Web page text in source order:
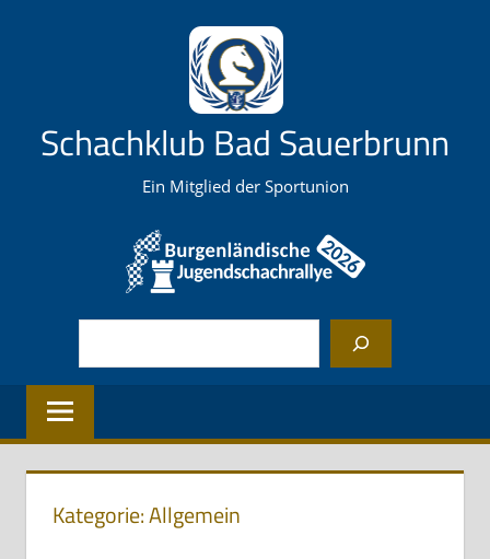
Schachklub Bad Sauerbrunn
Ein Mitglied der Sportunion
Kategorie:Allgemein